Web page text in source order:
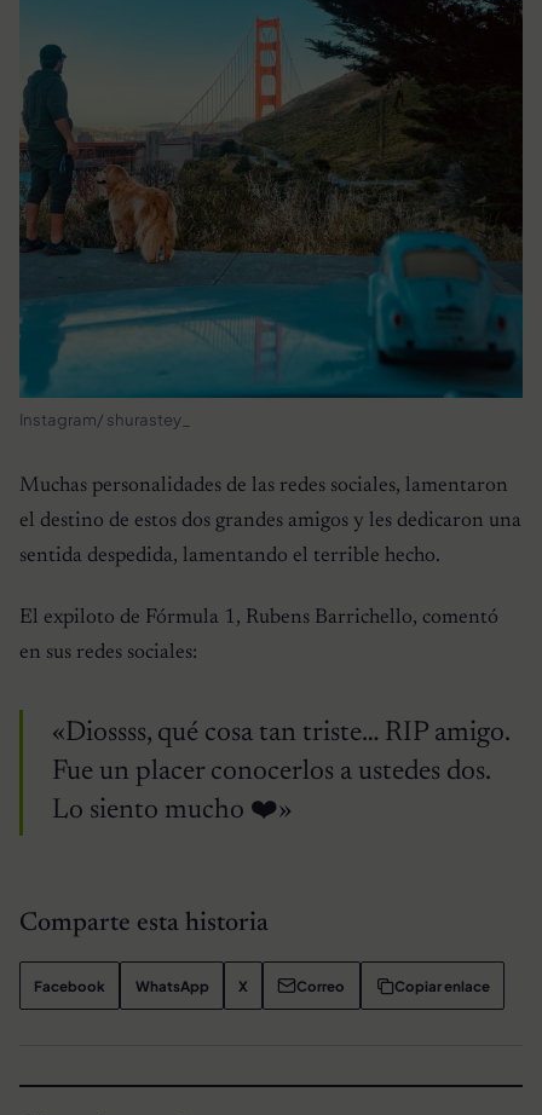
Instagram/ shurastey_
Muchas personalidades de las redes sociales, lamentaron
el destino de estos dos grandes amigos y les dedicaron una
sentida despedida, lamentando el terrible hecho.
El expiloto de Fórmula 1, Rubens Barrichello, comentó
en sus redes sociales:
«Diossss, qué cosa tan triste… RIP amigo.
Fue un placer conocerlos a ustedes dos.
Lo siento mucho ❤️»
Comparte esta historia
Facebook WhatsApp X Correo Copiar enlace